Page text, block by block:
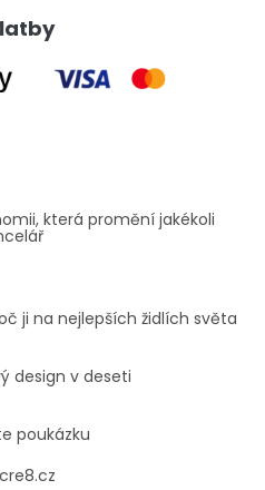
s
která promění jakékoli
ji na nejlepších židlích světa
design v deseti
poukázku